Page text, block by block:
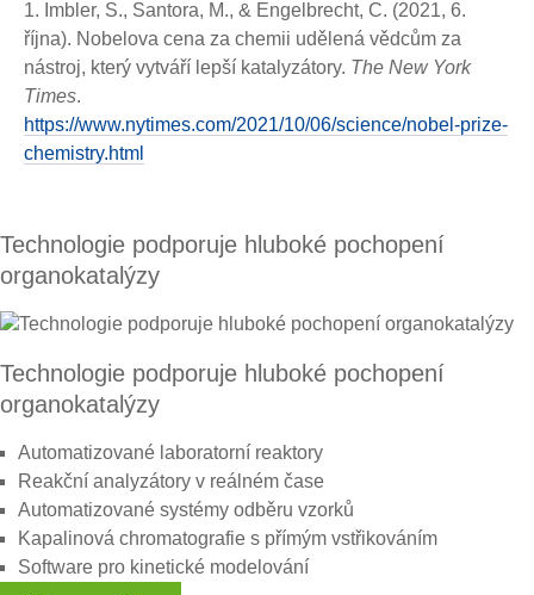
1. Imbler, S., Santora, M., & Engelbrecht, C. (2021, 6.
října). Nobelova cena za chemii udělená vědcům za
nástroj, který vytváří lepší katalyzátory. The New York
Times.
https://www.nytimes.com/2021/10/06/science/nobel-prize-
chemistry.html
Technologie podporuje hluboké pochopení
organokatalýzy
Technologie podporuje hluboké pochopení
organokatalýzy
Automatizované laboratorní reaktory
Reakční analyzátory v reálném čase
Automatizované systémy odběru vzorků
Kapalinová chromatografie s přímým vstřikováním
Software pro kinetické modelování